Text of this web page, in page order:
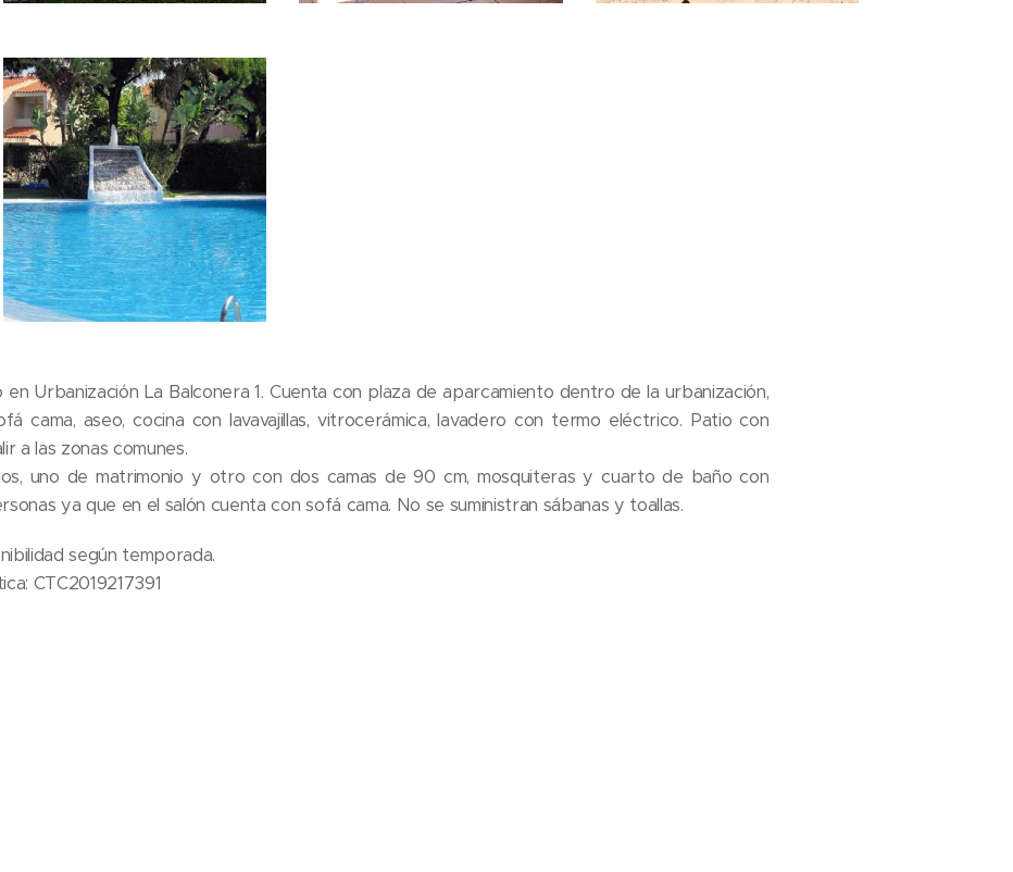
en Urbanización La Balconera 1. Cuenta con plaza de aparcamiento dentro de la urbanización,
cama, aseo, cocina con lavavajillas, vitrocerámica, lavadero con termo eléctrico. Patio con
a las zonas comunes.
uno de matrimonio y otro con dos camas de 90 cm, mosquiteras y cuarto de baño con
ya que en el salón cuenta con sofá cama. No se suministran sábanas y toallas.
según temporada.
CTC2019217391